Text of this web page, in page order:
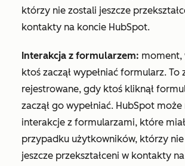
którzy nie zostali jeszcze
kontakty na koncie HubSpot.
Interakcja z formularzem: moment,
ktoś zaczął wypełniać formularz. To
rejestrowane, gdy ktoś kliknął
zaczął go wypełniać. HubSpot
interakcje z formularzami, które
przypadku użytkowników, którzy
jeszcze przekształceni w kontakty